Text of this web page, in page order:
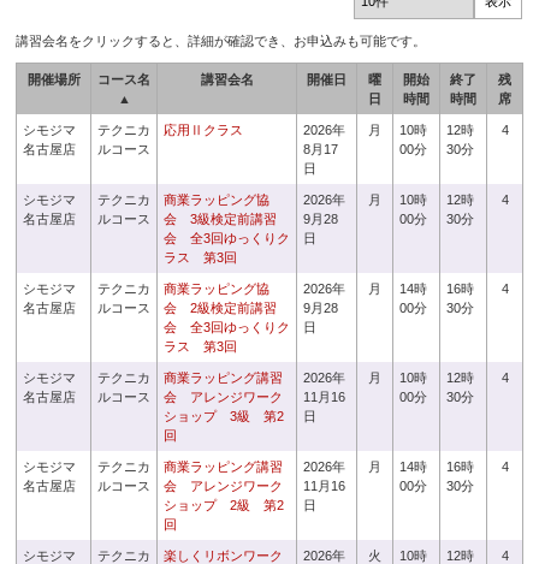
講習会名をクリックすると、詳細が確認でき、お申込みも可能です。
開催場所
コース名
▲
講習会名 開催日
曜
日
開始
時間
終了
時間
残
席
シモジマ
名古屋店
テクニカ
ルコース
応用Ⅱクラス
2026年
8月17
日
月
10時
00分
12時
30分
4
シモジマ
名古屋店
テクニカ
ルコース
商業ラッピング協
会 3級検定前講習
会 全3回ゆっくりク
ラス 第3回
2026年
9月28
日
月
10時
00分
12時
30分
4
シモジマ
名古屋店
テクニカ
ルコース
商業ラッピング協
会 2級検定前講習
会 全3回ゆっくりク
ラス 第3回
2026年
9月28
日
月
14時
00分
16時
30分
4
シモジマ
名古屋店
テクニカ
ルコース
商業ラッピング講習
会 アレンジワーク
ショップ 3級 第2
回
2026年
11月16
日
月
10時
00分
12時
30分
4
シモジマ
名古屋店
テクニカ
ルコース
商業ラッピング講習
会 アレンジワーク
ショップ 2級 第2
回
2026年
11月16
日
月
14時
00分
16時
30分
4
シモジマ
テクニカ
楽しくリボンワーク
2026年
火
10時
12時
4